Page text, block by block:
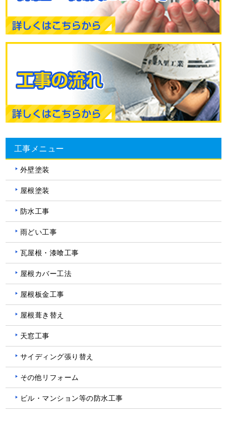
工事メニュー
外壁塗装
屋根塗装
防水工事
雨どい工事
瓦屋根・漆喰工事
屋根カバー工法
屋根板金工事
屋根葺き替え
天窓工事
サイディング張り替え
その他リフォーム
ビル・マンション等の防水工事